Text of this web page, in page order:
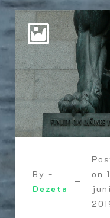
By -
Dezeta
on